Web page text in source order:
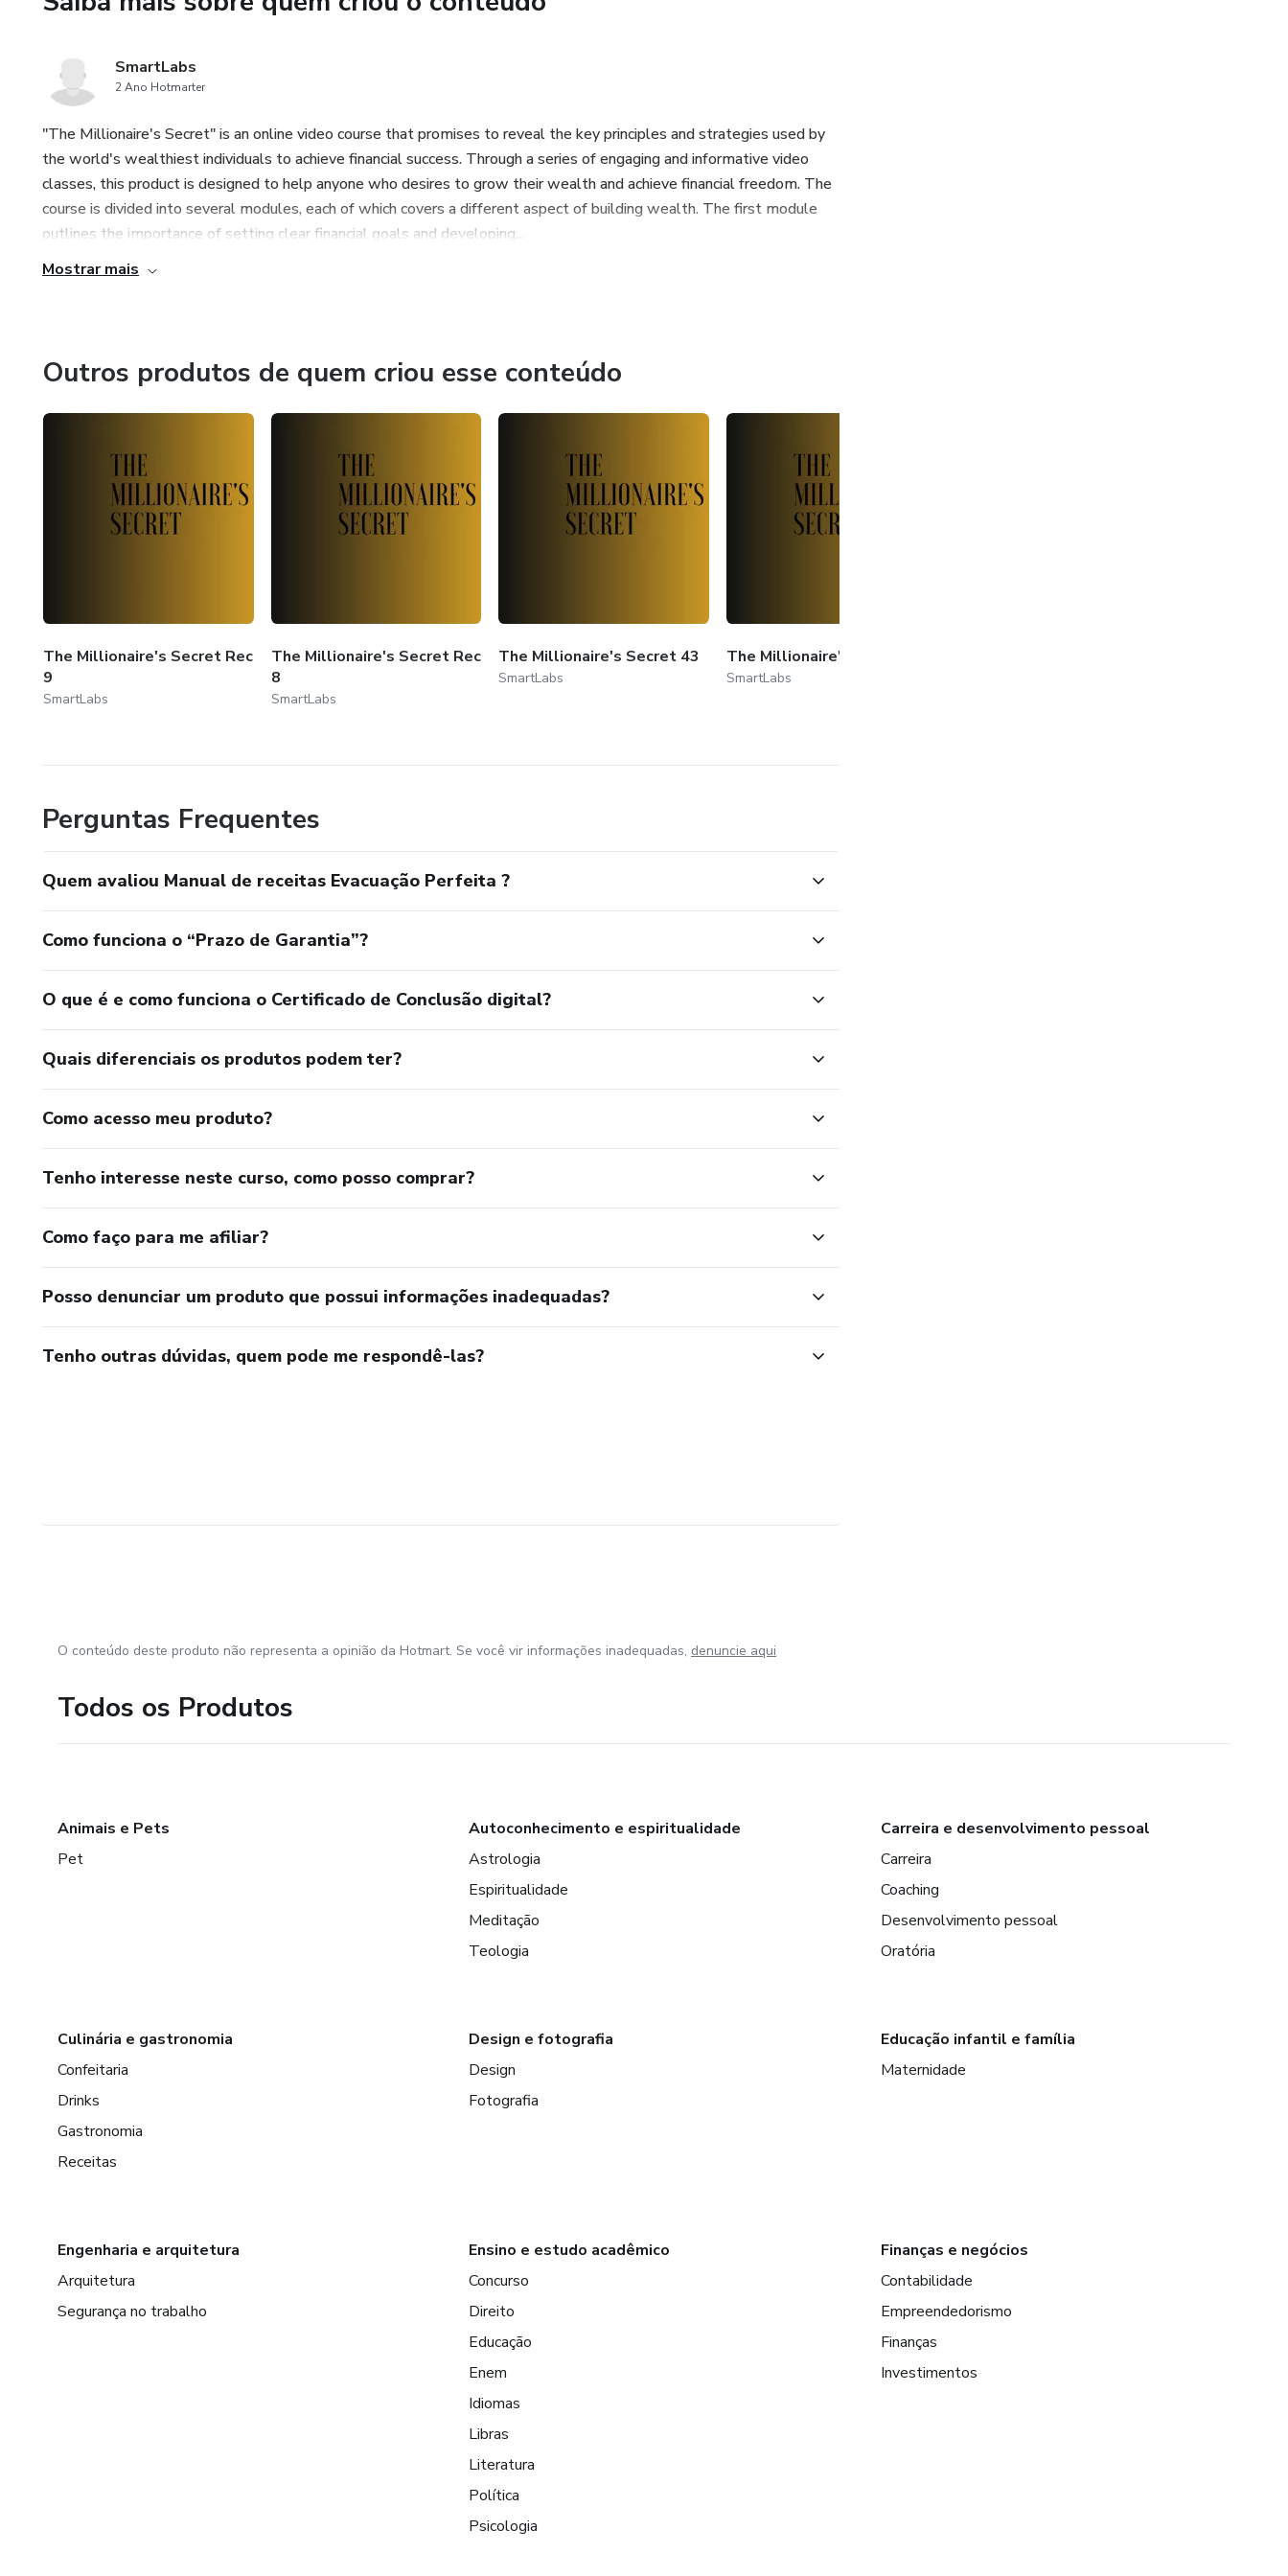
comprarlo, el comprador declara que conoce esta información. Los Términos y Políticas de
SmartLabs
2 Ano Hotmarter
"The Millionaire's Secret" is an online video course that promises to reveal the key principles and strategies used by
the world's wealthiest individuals to achieve financial success. Through a series of engaging and informative video
classes, this product is designed to help anyone who desires to grow their wealth and achieve financial freedom. The
course is divided into several modules, each of which covers a different aspect of building wealth. The first module
outlines the importance of setting clear financial goals and developing...
Mostrar mais
Outros produtos de quem criou esse conteúdo
The Millionaire's Secret Rec
9
SmartLabs
The Millionaire's Secret Rec
8
SmartLabs
The Millionaire's Secret 43
SmartLabs
The Millionaire's Secret 5
SmartLabs
Perguntas Frequentes
Quem avaliou Manual de receitas Evacuação Perfeita ?
Como funciona o “Prazo de Garantia”?
O que é e como funciona o Certificado de Conclusão digital?
Quais diferenciais os produtos podem ter?
Como acesso meu produto?
Tenho interesse neste curso, como posso comprar?
Como faço para me afiliar?
Posso denunciar um produto que possui informações inadequadas?
Tenho outras dúvidas, quem pode me respondê-las?
O conteúdo deste produto não representa a opinião da Hotmart. Se você vir informações inadequadas, denuncie aqui
Todos os Produtos
Animais e Pets
Pet
Autoconhecimento e espiritualidade
Astrologia
Espiritualidade
Meditação
Teologia
Carreira e desenvolvimento pessoal
Carreira
Coaching
Desenvolvimento pessoal
Oratória
Culinária e gastronomia
Confeitaria
Drinks
Gastronomia
Receitas
Design e fotografia
Design
Fotografia
Educação infantil e família
Maternidade
Engenharia e arquitetura
Arquitetura
Segurança no trabalho
Ensino e estudo acadêmico
Concurso
Direito
Educação
Enem
Idiomas
Libras
Literatura
Política
Psicologia
Finanças e negócios
Contabilidade
Empreendedorismo
Finanças
Investimentos